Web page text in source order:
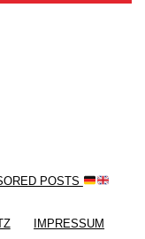
POSTS
IMPRESSUM